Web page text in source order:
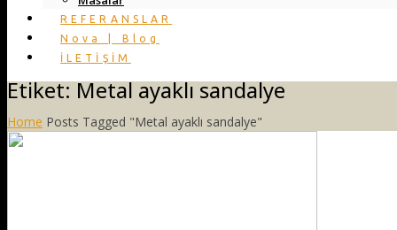
REFERANSLAR
Nova | Blog
İLETİŞİM
Etiket:Metal ayaklı sandalye
Home Posts Tagged "Metal ayaklı sandalye"